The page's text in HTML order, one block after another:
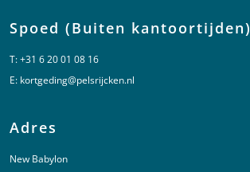
Spoed (Buiten kantoortijden)
T:+31 6 20 01 08 16
E: kortgeding@pelsrijcken.nl
Adres
New Babylon